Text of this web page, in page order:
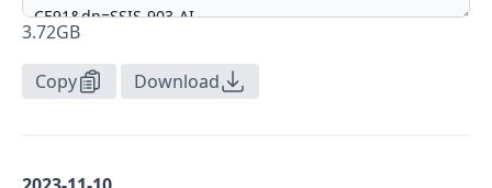
3.72GB
Copy Download